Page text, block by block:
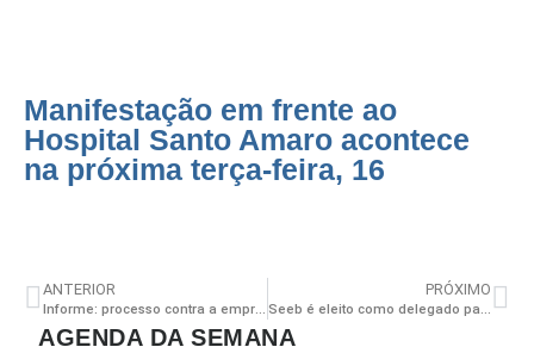
Manifestação em frente ao
Hospital Santo Amaro acontece
na próxima terça-feira, 16
ANTERIOR
Informe: processo contra a empresa Gerir
PRÓXIMO
Seeb é eleito como delegado para a 16ª Conferência Nacional de Saúde
AGENDA DA SEMANA